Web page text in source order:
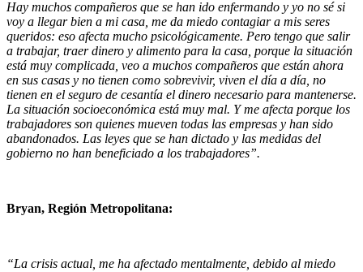
Hay muchos compañeros que se han ido enfermando y yo no sé si
voy a llegar bien a mi casa, me da miedo contagiar a mis seres
queridos: eso afecta mucho psicológicamente. Pero tengo que salir
a trabajar, traer dinero y alimento para la casa, porque la situación
está muy complicada, veo a muchos compañeros que están ahora
en sus casas y no tienen como sobrevivir, viven el día a día, no
tienen en el seguro de cesantía el dinero necesario para mantenerse.
La situación socioeconómica está muy mal. Y me afecta porque los
trabajadores son quienes mueven todas las empresas y han sido
abandonados. Las leyes que se han dictado y las medidas del
gobierno no han beneficiado a los trabajadores”.
Bryan, Región Metropolitana:
“La crisis actual, me ha afectado mentalmente, debido al miedo